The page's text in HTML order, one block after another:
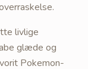
livlige
glæde og
Pokemon-